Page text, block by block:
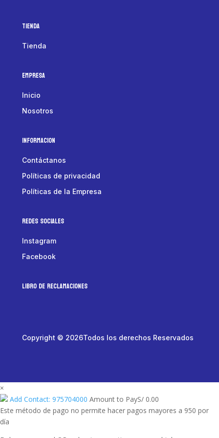
Tienda
Tienda
Empresa
Inicio
Nosotros
Informacion
Contáctanos
Políticas de privacidad
Políticas de la Empresa
Redes Sociales
Instagram
Facebook
LIBRO DE RECLAMACIONES
Copyright © 2026Todos los derechos Reservados
×
Add Contact: 975704000 Amount to PayS/ 0.00
Este método de pago no permite hacer pagos mayores a 950 por
día